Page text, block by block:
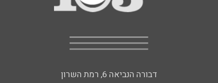
דבורה הנביאה 6, רמת השרון